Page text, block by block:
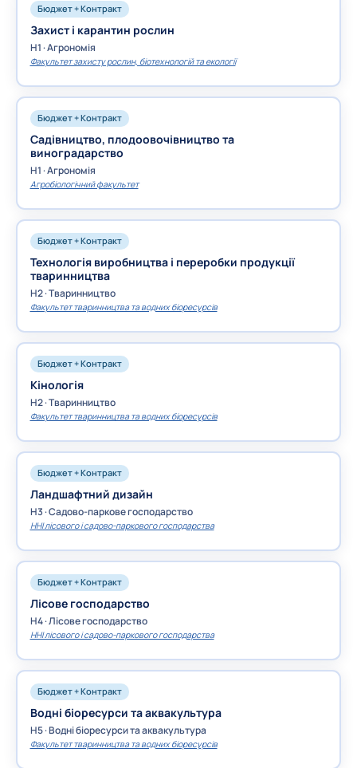
Бюджет + Контракт
Захист і карантин рослин
H1 · Агрономія
Факультет захисту рослин, біотехнологій та екології
Бюджет + Контракт
Садівництво, плодоовочівництво та
виноградарство
H1 · Агрономія
Агробіологічний факультет
Бюджет + Контракт
Технологія виробництва і переробки продукції
тваринництва
H2 · Тваринництво
Факультет тваринництва та водних біоресурсів
Бюджет + Контракт
Кінологія
H2 · Тваринництво
Факультет тваринництва та водних біоресурсів
Бюджет + Контракт
Ландшафтний дизайн
H3 · Садово-паркове господарство
ННІ лісового і садово-паркового господарства
Бюджет + Контракт
Лісове господарство
H4 · Лісове господарство
ННІ лісового і садово-паркового господарства
Бюджет + Контракт
Водні біоресурси та аквакультура
H5 · Водні біоресурси та аквакультура
Факультет тваринництва та водних біоресурсів